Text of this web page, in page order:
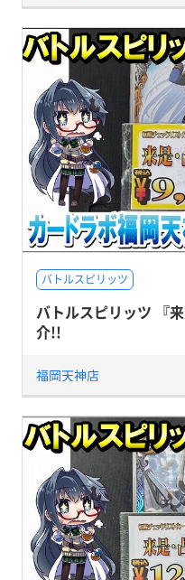
バトルスピリッツ
バトルスピリッツ 『
介!!
福岡天神店